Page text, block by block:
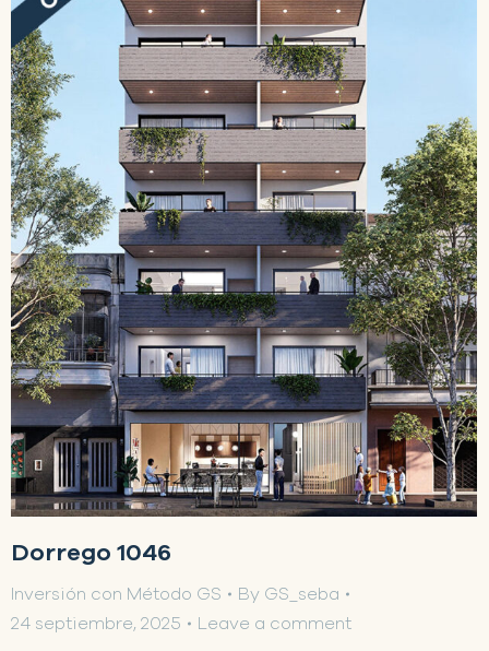
Dorrego 1046
Inversión con Método GS By GS_seba
24 septiembre, 2025
Leave a comment